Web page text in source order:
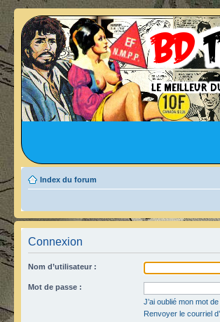
Index du forum
Connexion
Nom d’utilisateur :
Mot de passe :
J’ai oublié mon mot
Renvoyer le courriel